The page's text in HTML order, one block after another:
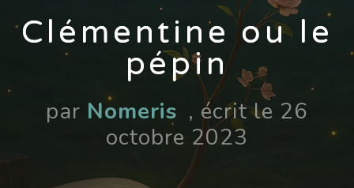
Clémentine ou le
pépin
par Nomeris , écrit le 26
octobre 2023